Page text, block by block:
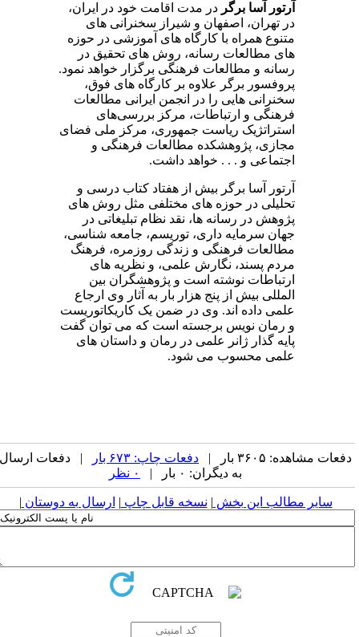
آرتور آسا برگردر مدت اقامت خود در ایران،
در تهران، اصفهان و شیراز سخنرانی های
متنوع همراه با کارگاه های آموزشی در حوزه
های مطالعات رسانه، روش های تحقیق در
رسانه و مطالعات فرهنگی برگزار خواهد نمود.
پروفسور برگر علاوه بر کارگاه های فوق،
سخنرانی هایی را در انجمن ایرانی مطالعات
فرهنگی و ارتباطات، مرکز بررسی‌های
استراتژیک ریاست جمهوری، مرکز ملی فضای
مجازی، پژوهشکده مطالعات فرهنگی و
اجتماعی و . . . خواهد داشت.
آرتور آسا برگر بیش از هفتاد کتاب درسی و
تحلیلی در حوزه های مختلفی مثل روش های
پژوهش در رسانه ها، نقد نظام تبلیغاتی در
جهان سرمایه داری، توریسم، جامعه شناسی،
مطالعات فرهنگی و زندگی روزمره، فرهنگ
مردم پسند، نگارش علمی، و نظریه های
ارتباطات نوشته است و پژوهشگران بین
المللی بیش از پنج هزار بار به آثار وی ارجاع
علمی داده اند. وی در ضمن یک کاریکاتوریست
و رمان نویس برجسته است که می توان گفت
پایه گذار ژانر علمی در رمان و داستان های
علمی محسوب می شود.
دفعات مشاهده: ۳۶۰۵ بار | دفعات چاپ: ۶۷۳ بار
| دفعات ارسال
به دیگران: ۰ بار |
سایر مطالب این بخش | نسخه قابل چاپ| ارسال به دوستان|